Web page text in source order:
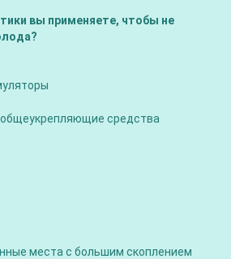
вы применяете, чтобы не
средства
места с большим скоплением